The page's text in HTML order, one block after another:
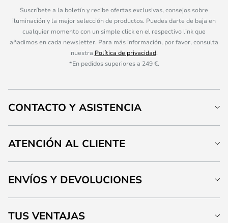
Suscríbete a la boletín y recibe ofertas exclusivas, consejos sobre
iluminación y la mejor selección de productos. Puedes darte de baja en
cualquier momento con un simple click en el respectivo link que
añadimos en cada newsletter. Para más información, por favor, consulta
nuestra Política de privacidad.
*En pedidos superiores a 249 €.
CONTACTO Y ASISTENCIA
ATENCIÓN AL CLIENTE
ENVÍOS Y DEVOLUCIONES
TUS VENTAJAS